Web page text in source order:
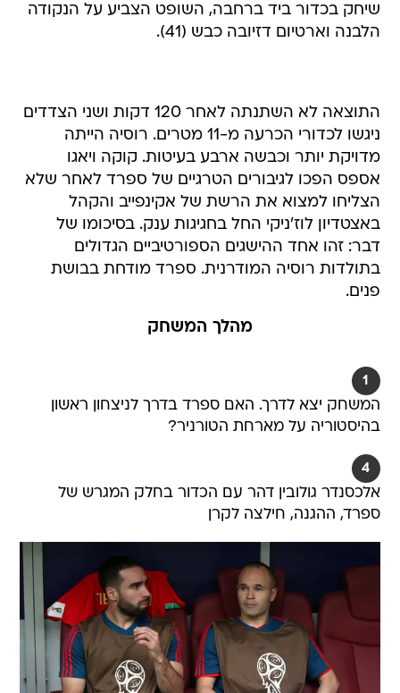
שיחק בכדור ביד ברחבה, השופט הצביע על הנקודה
הלבנה וארטיום דזיובה כבש (41).
התוצאה לא השתנתה לאחר 120 דקות ושני הצדדים
ניגשו לכדורי הכרעה מ-11 מטרים. רוסיה הייתה
מדויקת יותר וכבשה ארבע בעיטות. קוקה ויאגו
אספס הפכו לגיבורים הטרגיים של ספרד לאחר שלא
הצליחו למצוא את הרשת של אקינפייב והקהל
באצטדיון לוז'ניקי החל בחגיגות ענק. בסיכומו של
דבר: זהו אחד ההישגים הספורטיביים הגדולים
בתולדות רוסיה המודרנית. ספרד מודחת בבושת
פנים.
מהלך המשחק
1
המשחק יצא לדרך. האם ספרד בדרך לניצחון ראשון
בהיסטוריה על מארחת הטורניר?
4
אלכסנדר גולובין דהר עם הכדור בחלק המגרש של
ספרד, ההגנה, חילצה לקרן